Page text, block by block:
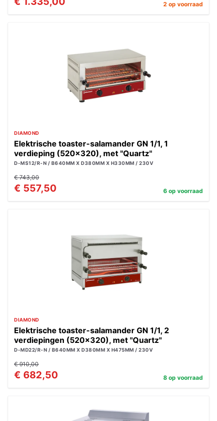
2 op voorraad
DIAMOND
Elektrische toaster-salamander GN 1/1, 1
verdieping (520x320), met "Quartz"
D-MS12/R-N / B640MM X D380MM X H330MM / 230V
€ 743,00
€ 557,50 6 op voorraad
DIAMOND
Elektrische toaster-salamander GN 1/1, 2
verdiepingen (520x320), met "Quartz"
D-MD22/R-N / B640MM X D380MM X H475MM / 230V
€ 910,00
€ 682,50 8 op voorraad